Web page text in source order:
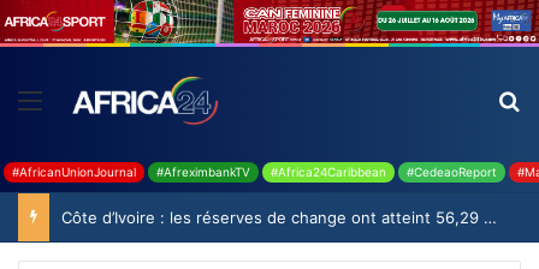
#AfricanUnionJournal #AfreximbankTV #Africa24Caribbean #CedeaoReport
Côte d’Ivoire : les réserves de change ont atteint 56,29 milliards USD en juillet